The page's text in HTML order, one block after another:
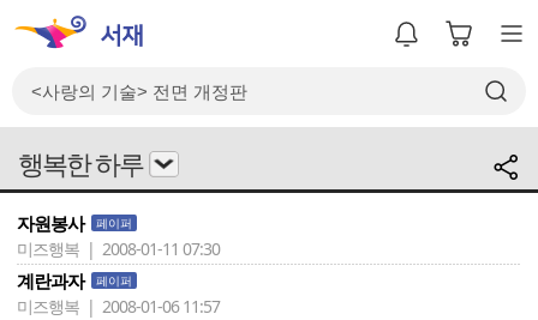
행복한 하루
자원봉사 페이퍼
미즈행복 | 2008-01-11 07:30
계란과자 페이퍼
미즈행복 | 2008-01-06 11:57